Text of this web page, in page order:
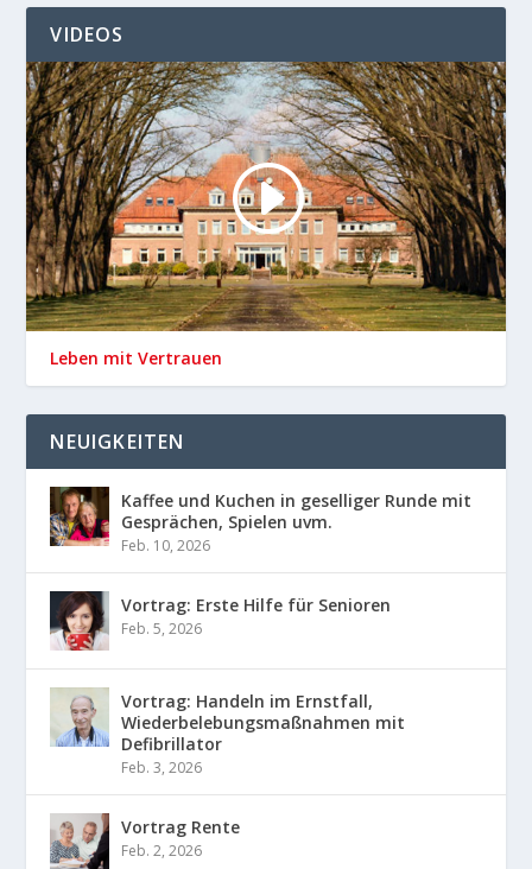
VIDEOS
Leben mit Vertrauen
NEUIGKEITEN
Kaffee und Kuchen in geselliger Runde mit
Gesprächen, Spielen uvm.
Feb. 10, 2026
Vortrag: Erste Hilfe für Senioren
Feb. 5, 2026
Vortrag: Handeln im Ernstfall,
Wiederbelebungsmaßnahmen mit
Defibrillator
Feb. 3, 2026
Vortrag Rente
Feb. 2, 2026